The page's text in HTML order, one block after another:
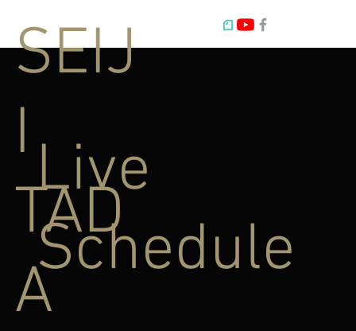
Live
Schedule
SEIJ
I
TAD
A